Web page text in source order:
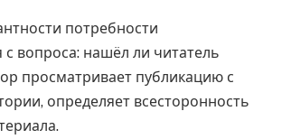
потребности
с вопроса: нашёл ли читатель
просматривает публикацию с
определяет всесторонность